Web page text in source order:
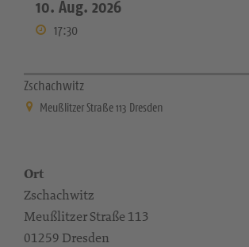
10. Aug. 2026
17:30
Zschachwitz
Meußlitzer Straße 113 Dresden
Ort
Zschachwitz
Meußlitzer Straße 113
01259 Dresden